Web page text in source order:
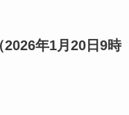
年1月20日9時